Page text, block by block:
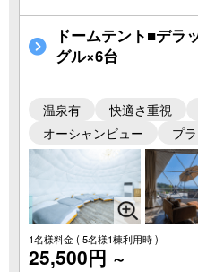
ドームテント■デラ
グル×6台
温泉有 快適さ重視
オーシャンビュー
プ
1名様料金( 5名様1棟利用時 )
25,500円 ～